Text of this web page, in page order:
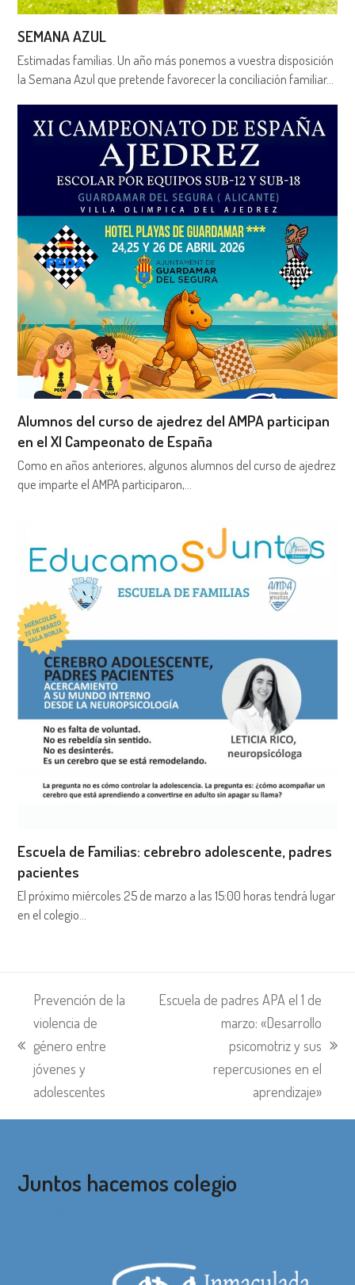
SEMANA AZUL
Estimadas familias. Un año más ponemos a vuestra disposición
la Semana Azul que pretende favorecer la conciliación familiar…
Alumnos del curso de ajedrez del AMPA participan
en el XI Campeonato de España
Como en años anteriores, algunos alumnos del curso de ajedrez
que imparte el AMPA participaron,…
Escuela de Familias: cebrebro adolescente, padres
pacientes
El próximo miércoles 25 de marzo a las 15:00 horas tendrá lugar
en el colegio…
entrada
anterior:
Prevención de la
violencia de
género entre
jóvenes y
adolescentes
Escuela de padres APA el 1 de
marzo: «Desarrollo
psicomotriz y sus
repercusiones en el
aprendizaje»
Juntos hacemos colegio